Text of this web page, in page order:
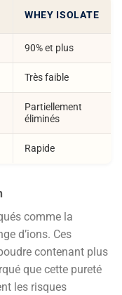
WHEY ISOLATE
90% et plus
Très faible
Partiellement
éliminés
Rapide
comme la
d’ions. Ces
contenant plus
que cette pureté
les risques